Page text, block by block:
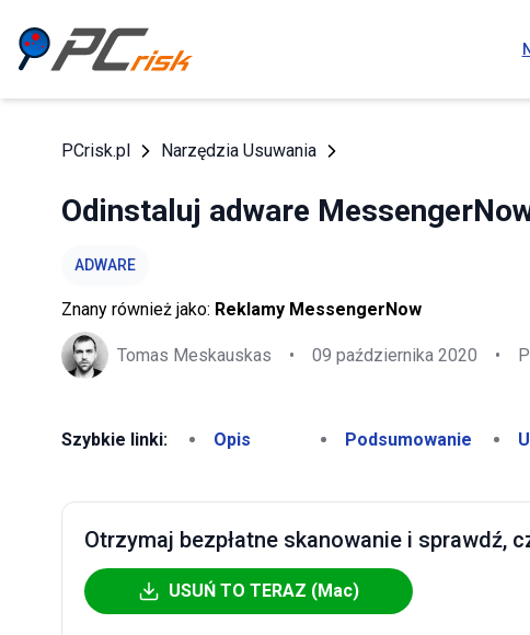
PCrisk.pl Narzędzia Usuwania
Odinstaluj adware
ADWARE
Znany również jako: Reklamy MessengerNow
Tomas Meskauskas • 09 października 2020 •
Szybkie linki: Opis Podsumowanie
Otrzymaj bezpłatne skanowanie i sprawdź,
USUŃ TO TERAZ (Mac)